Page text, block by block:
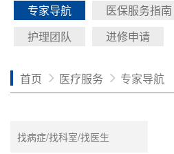
专家导航
医保服务指南
护理团队
进修申请
首页 医疗服务 专家导航